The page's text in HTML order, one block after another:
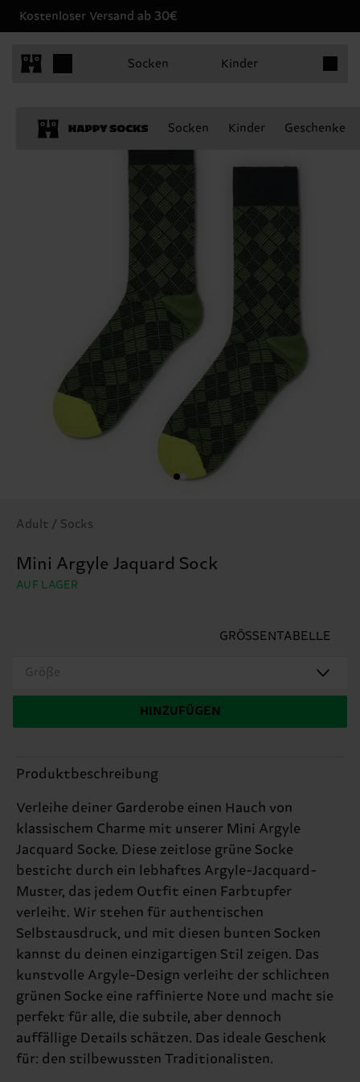
Kostenloser Versand ab 30€
Socken Kinder
Socken Kinder Geschenke
Adult / Socks
Mini Argyle Jaquard Sock
AUF LAGER
GRÖSSENTABELLE
Größe
HINZUFÜGEN
Produktbeschreibung
Verleihe deiner Garderobe einen Hauch von
klassischem Charme mit unserer Mini Argyle
Jacquard Socke. Diese zeitlose grüne Socke
besticht durch ein lebhaftes Argyle-Jacquard-
Muster, das jedem Outfit einen Farbtupfer
verleiht. Wir stehen für authentischen
Selbstausdruck, und mit diesen bunten Socken
kannst du deinen einzigartigen Stil zeigen. Das
kunstvolle Argyle-Design verleiht der schlichten
grünen Socke eine raffinierte Note und macht sie
perfekt für alle, die subtile, aber dennoch
auffällige Details schätzen. Das ideale Geschenk
für: den stilbewussten Traditionalisten.